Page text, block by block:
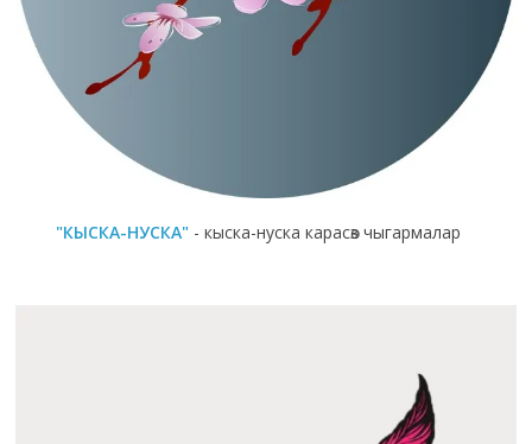
"КЫСКА-НУСКА" - кыска-нуска карасөз чыгармалар